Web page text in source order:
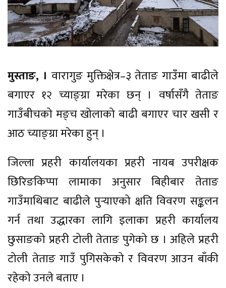
मुस्ताङ, । वारागुङ मुक्तिक्षेत्र–३ तेताङ गाउँमा बाढीले
बगाएर १२ च्याङ्ग्रा मरेका छन् । वर्षासँगै तेताङ
गाउँबीचको मङ्च खोलाको बाढी बगाएर चार खसी र
आठ च्याङ्ग्रा मरेका हुन् ।
जिल्ला प्रहरी कार्यालयका प्रहरी नायब उपरीक्षक
छिरिङकिप्पा लामाका अनुसार बिहीबार तेताङ
गाउँमाथिबाट बाढीले पुर्‍याएको क्षति विवरण सङ्कलन
गर्न तथा उद्धारका लागि इलाका प्रहरी कार्यालय
छुसाङको प्रहरी टोली तेताङ पुगेको छ । अहिले प्रहरी
टोली तेताङ गाउँ पुगिसकेको र विवरण आउन बाँकी
रहेको उनले बताए ।